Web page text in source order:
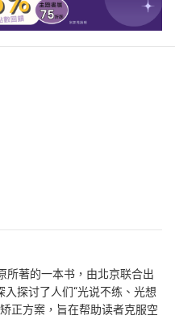
所著的一本书，由北京联合出
探讨了人们“光说不练、光想
正方案，旨在帮助读者克服空